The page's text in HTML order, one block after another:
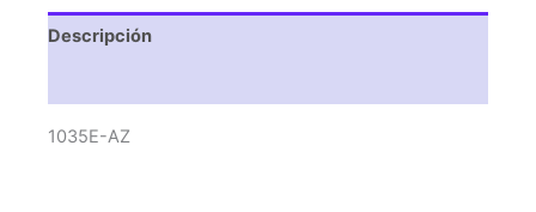
Descripción
1035E-AZ